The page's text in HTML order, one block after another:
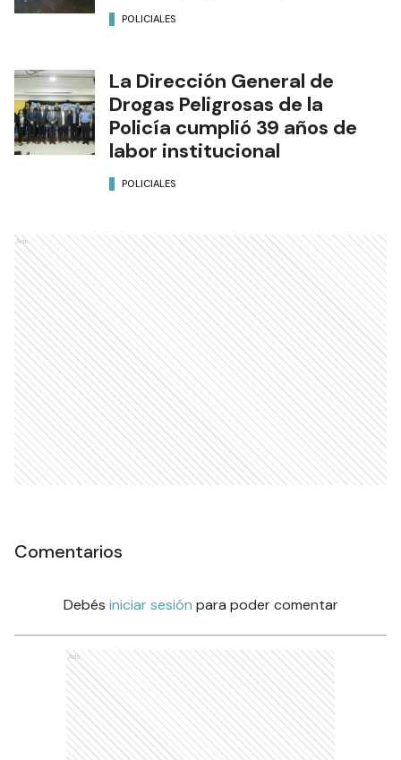
POLICIALES
La Dirección General de
Drogas Peligrosas de la
Policía cumplió 39 años de
labor institucional
POLICIALES
Ads
Comentarios
Debés iniciar sesión para poder comentar
Ads